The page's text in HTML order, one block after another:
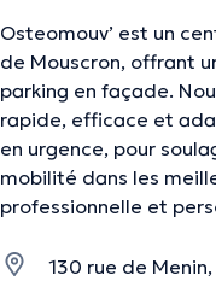
Osteomouv’ est un
de Mouscron, offrant
parking en façade.
rapide, efficace et
en urgence, pour
mobilité dans les
professionnelle et
130 rue de